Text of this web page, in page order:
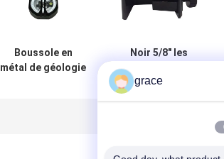
Boussole en
métal de géologie
Noir 5/8" les
d'instrument
grace